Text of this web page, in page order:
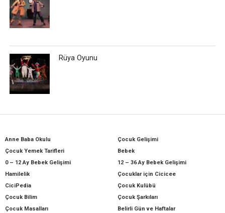
Rüya Oyunu
Anne Baba Okulu
Çocuk Gelişimi
Çocuk Yemek Tarifleri
Bebek
0 – 12 Ay Bebek Gelişimi
12 – 36 Ay Bebek Gelişimi
Hamilelik
Çocuklar için Cicicee
CiciPedia
Çocuk Kulübü
Çocuk Bilim
Çocuk Şarkıları
Çocuk Masalları
Belirli Gün ve Haftalar